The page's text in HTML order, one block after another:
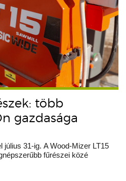
több
gazdasága
július 31-ig. A Wood-Mizer LT15
fűrészei közé